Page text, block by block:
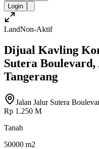
Login
LandNon-Aktif
Dijual Kavling
Sutera
Tangerang
Jalan Jalur Sutera
Rp 1.250 M
Tanah
50000 m2